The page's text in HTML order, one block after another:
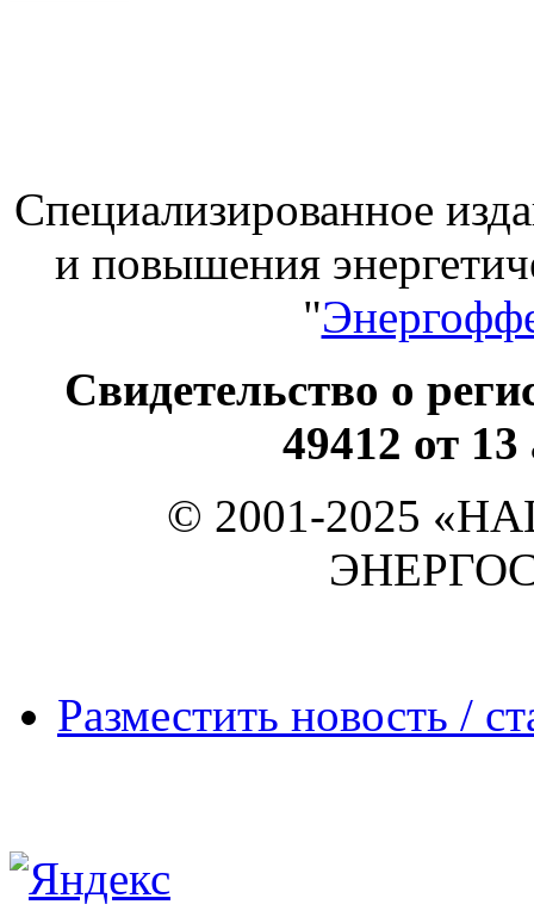
Специализированное
и повышения
"
Свидетельство о
49412 от
© 2001-2025
Разместить новость /